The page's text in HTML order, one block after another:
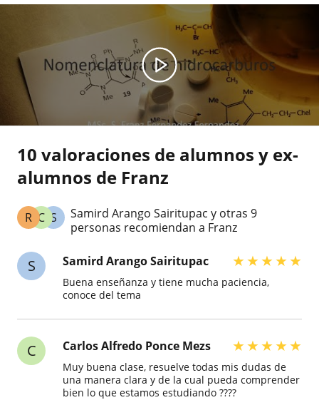
10 valoraciones de alumnos y ex-
alumnos de Franz
S
C
R
Samird Arango Sairitupac y otras 9
personas recomiendan a Franz
S Samird Arango Sairitupac ★★★★★
Buena enseñanza y tiene mucha paciencia,
conoce del tema
C Carlos Alfredo Ponce Mezs ★★★★★
Muy buena clase, resuelve todas mis dudas de
una manera clara y de la cual pueda comprender
bien lo que estamos estudiando ????